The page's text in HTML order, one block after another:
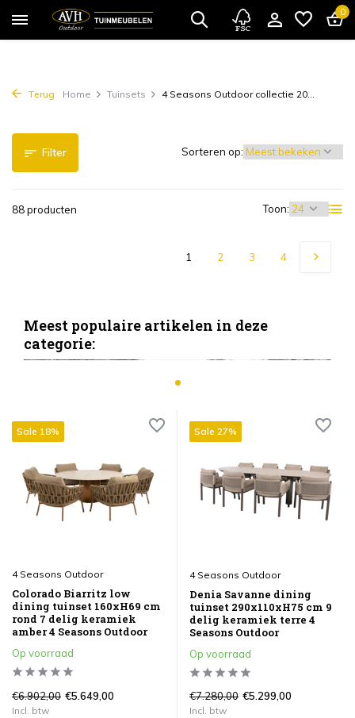
0
Terug Home Tuinsets 4 Seasons Outdoor collectie 20...
Filter
88 producten Toon:
Sorteren op:
1 2 3 4
Meest populaire artikelen in deze
categorie:
Sale 18%
4 Seasons Outdoor
Colorado Biarritz low
dining tuinset 160xH69 cm
rond 7 delig keramiek
amber 4 Seasons Outdoor
Op voorraad
€6.902,00 €5.649,00
Incl. btw
Sale 27%
4 Seasons Outdoor
Denia Savanne dining
tuinset 290x110xH75 cm 9
delig keramiek terre 4
Seasons Outdoor
Op voorraad
€7.280,00 €5.299,00
Incl. btw